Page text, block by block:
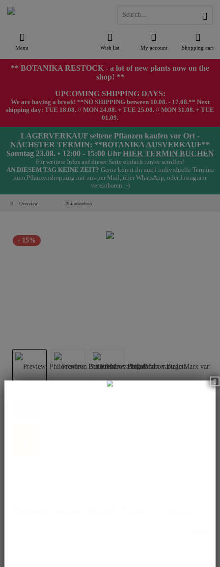
Menu Shopping cart
Wish list My account
** BOTANIKA RESTOCK - a lot of new plants now on the
shop! **
UPCOMING SHIPPING DAYS:
We are having a break! **NO SHIPPING between 10.08. - 17.08.** Next
shipping day: TUE 18.08. // MON 24.08. + TUE 25.08. // MON 31.08. + TUE
01.09.
LAGERVERKAUF seltene Pflanzen kaufen vor Ort -
NÄCHSTER TERMIN: **BOTANIKA AUSVERKAUF**
Sonntag 23.08. • 12:00 - 15:00 Uhr HIER TERMIN BUCHEN
Für weitere Infos auf dieser Seite einfach runter scrollen!
AN DIESEM TAG KEINE ZEIT? Gerne könnt ihr auch individuelle Termine
zum Pflanzenshopping mit uns per Mail, über WhatsApp, oder Instagram
vereinbaren :-)
Overview Philodendron
- 15%